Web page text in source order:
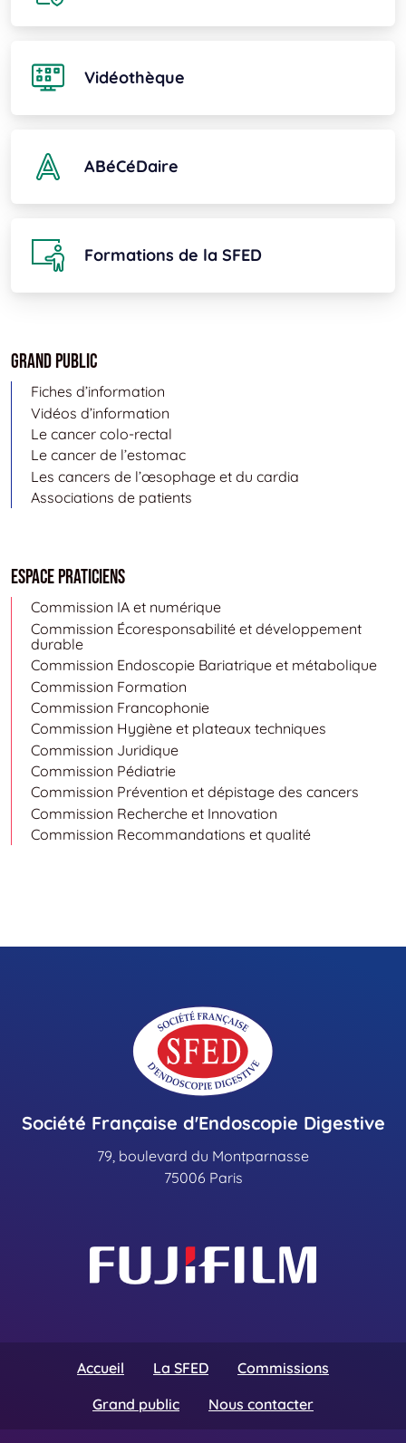
Vidéothèque
ABéCéDaire
Formations de la SFED
Grand public
Fiches d’information
Vidéos d’information
Le cancer colo-rectal
Le cancer de l’estomac
Les cancers de l’œsophage et du cardia
Associations de patients
Espace Praticiens
Commission IA et numérique
Commission Écoresponsabilité et développement
durable
Commission Endoscopie Bariatrique et métabolique
Commission Formation
Commission Francophonie
Commission Hygiène et plateaux techniques
Commission Juridique
Commission Pédiatrie
Commission Prévention et dépistage des cancers
Commission Recherche et Innovation
Commission Recommandations et qualité
Société Française d'Endoscopie Digestive
79, boulevard du Montparnasse
75006 Paris
Accueil La SFED
Commissions
Grand public
Nous contacter